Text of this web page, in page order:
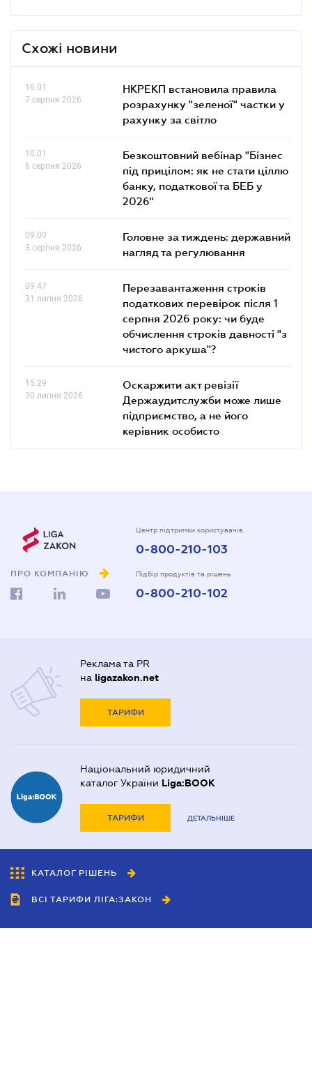
Схожі новини
16.01
7 серпня 2026
НКРЕКП встановила правила
розрахунку "зеленої" частки у
рахунку за світло
10.01
6 серпня 2026
Безкоштовний вебінар "Бізнес
під прицілом: як не стати ціллю
банку, податкової та БЕБ у
2026"
09.00
3 серпня 2026
Головне за тиждень: державний
нагляд та регулювання
09.47
31 липня 2026
Перезавантаження строків
податкових перевірок після 1
серпня 2026 року: чи буде
обчислення строків давності "з
чистого аркуша"?
15.29
30 липня 2026
Оскаржити акт ревізії
Держаудитслужби може лише
підприємство, а не його
керівник особисто
ПРО КОМПАНІЮ
Центр підтримки користувачів
0-800-210-103
Підбір продуктів та рішень
0-800-210-102
Реклама та PR
на ligazakon.net
ТАРИФИ
Національний юридичний
каталог України Liga:BOOK
ТАРИФИ ДЕТАЛЬНІШЕ
КАТАЛОГ РІШЕНЬ
ВСІ ТАРИФИ ЛІГА:ЗАКОН